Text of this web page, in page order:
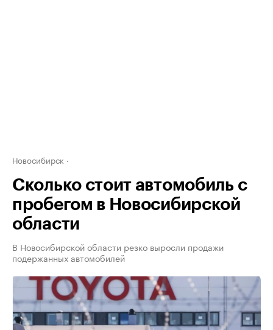
Новосибирск
Сколько стоит автомобиль с
пробегом в Новосибирской
области
В Новосибирской области резко выросли продажи
подержанных автомобилей